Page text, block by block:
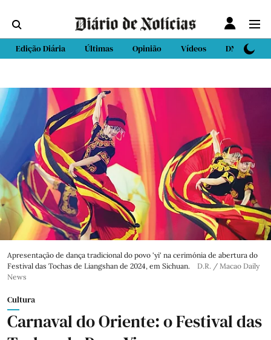
Edição Diária Últimas Opinião Vídeos DN Sport
Apresentação de dança tradicional do povo 'yi' na cerimónia de abertura do
Festival das Tochas de Liangshan de 2024, em Sichuan.
D.R. / Macao Daily
News
Cultura
Carnaval do Oriente: o Festival das